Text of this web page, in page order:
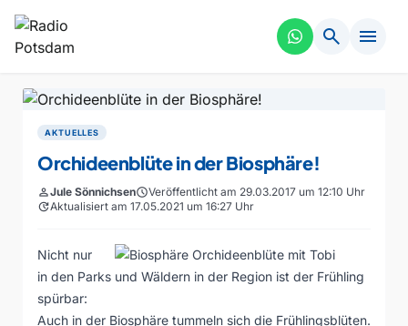
search menu
AKTUELLES
Orchideenblüte in der Biosphäre!
personJule SönnichsenscheduleVeröffentlicht am 29.03.2017 um 12:10 Uhr
updateAktualisiert am 17.05.2021 um 16:27 Uhr
Nicht nur
in den Parks und Wäldern in der Region ist der Frühling
spürbar:
Auch in der Biosphäre tummeln sich die Frühlingsblüten.